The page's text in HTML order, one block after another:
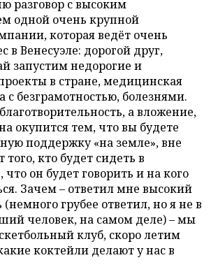
разговор с высоким
одной очень крупной
которая ведёт очень
в Венесуэле: дорогой друг,
запустим недорогие и
в стране, медицинская
с безграмотностью, болезнями.
а вложение,
окупится тем, что вы будете
поддержку «на земле», вне
того, кто будет сидеть в
что он будет говорить и на кого
Зачем – ответил мне высокий
грубее ответил, но я не в
человек, на самом деле) – мы
клуб, скоро летим
коктейли делают у нас в